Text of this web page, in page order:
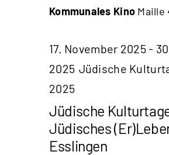
Kommunales Kino Maille
Jüdische
Jüdisches
Esslingen
17. November 2025-
2025 Jüdische
2025